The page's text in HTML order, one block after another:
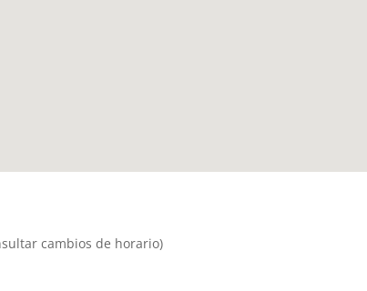
cambios de horario)